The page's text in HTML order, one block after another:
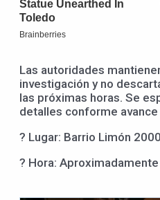
Las autoridades
investigación y no
las próximas horas. Se
detalles conforme
? Lugar: Barrio Limón
? Hora: